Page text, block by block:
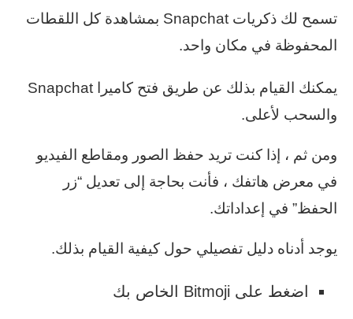
تسمح لك ذكريات Snapchat بمشاهدة كل اللقطات
المحفوظة في مكان واحد.
يمكنك القيام بذلك عن طريق فتح كاميرا Snapchat
والسحب لأعلى.
ومن ثم ، إذا كنت تريد حفظ الصور ومقاطع الفيديو
في معرض هاتفك ، فأنت بحاجة إلى تعديل “زر
الحفظ” في إعداداتك.
يوجد أدناه دليل تفصيلي حول كيفية القيام بذلك.
اضغط على Bitmoji الخاص بك